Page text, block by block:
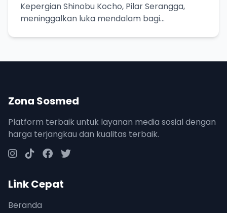
Kepergian Shinobu Kocho, Pilar Serangga,
meninggalkan luka mendalam bagi
Zona Sosmed
Platform terbaik untuk layanan media sosial dengan
harga terjangkau dan kualitas terbaik.
Link Cepat
Beranda